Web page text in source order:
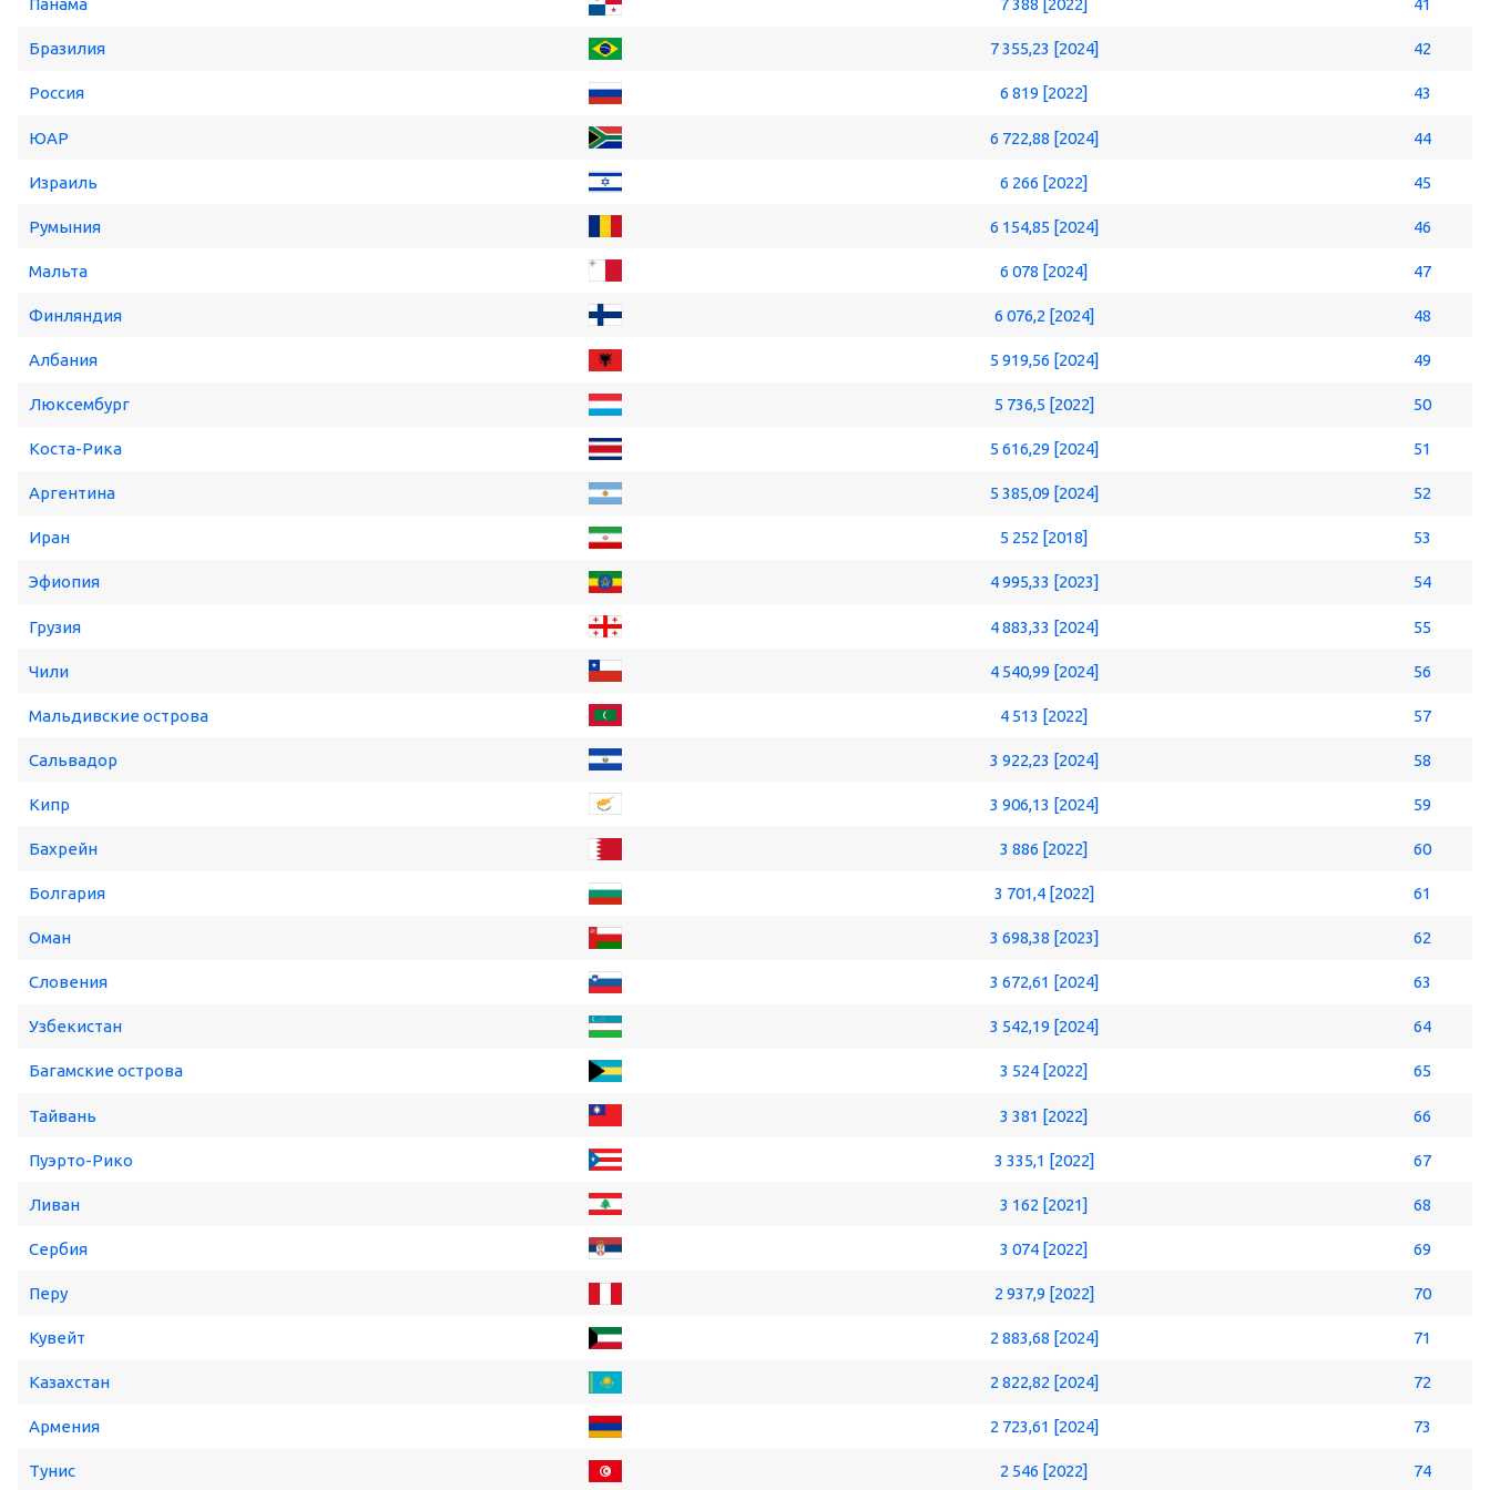
Панама 7 388 [2022] 41
Бразилия 7 355,23 [2024] 42
Россия 6 819 [2022] 43
ЮАР 6 722,88 [2024] 44
Израиль 6 266 [2022] 45
Румыния 6 154,85 [2024] 46
Мальта 6 078 [2024] 47
Финляндия 6 076,2 [2024] 48
Албания 5 919,56 [2024] 49
Люксембург 5 736,5 [2022] 50
Коста-Рика 5 616,29 [2024] 51
Аргентина 5 385,09 [2024] 52
Иран 5 252 [2018] 53
Эфиопия 4 995,33 [2023] 54
Грузия 4 883,33 [2024] 55
Чили 4 540,99 [2024] 56
Мальдивские острова 4 513 [2022] 57
Сальвадор 3 922,23 [2024] 58
Кипр 3 906,13 [2024] 59
Бахрейн 3 886 [2022] 60
Болгария 3 701,4 [2022] 61
Оман 3 698,38 [2023] 62
Словения 3 672,61 [2024] 63
Узбекистан 3 542,19 [2024] 64
Багамские острова 3 524 [2022] 65
Тайвань 3 381 [2022] 66
Пуэрто-Рико 3 335,1 [2022] 67
Ливан 3 162 [2021] 68
Сербия 3 074 [2022] 69
Перу 2 937,9 [2022] 70
Кувейт 2 883,68 [2024] 71
Казахстан 2 822,82 [2024] 72
Армения 2 723,61 [2024] 73
Тунис 2 546 [2022] 74